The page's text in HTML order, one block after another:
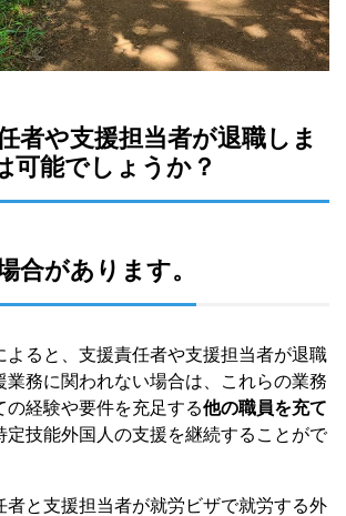
者や支援担当者が退職しま
可能でしょうか？
があります。
よると、支援責任者や支援担当者が退職
業務に関われない場合は、これらの業務
の経験や要件を充足する他の職員を充て
定技能外国人の支援を継続することがで
者と支援担当者が就労ビザで就労する外